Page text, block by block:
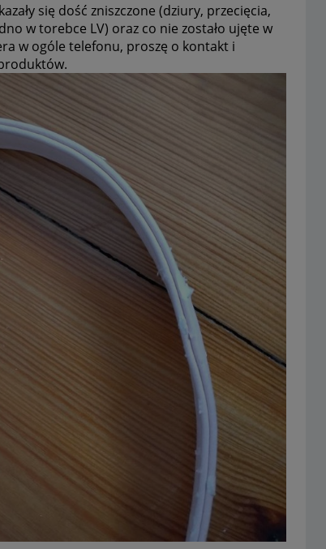
się dość zniszczone (dziury, przecięcia,
w torebce LV) oraz co nie zostało ujęte w
w ogóle telefonu, proszę o kontakt i